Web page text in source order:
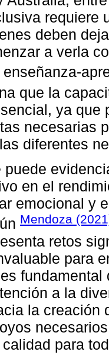
requiere
deben
a verla
enseñanza-
que la
ya que
necesarias
diferentes
puede
en el
emocional y
Mendoza
retos
para
a la
la creación
para